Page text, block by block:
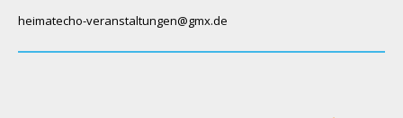
heimatecho-veranstaltungen@gmx.de